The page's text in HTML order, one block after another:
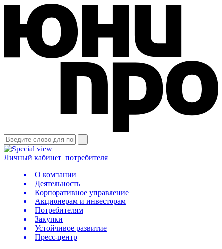
Личный кабинет потребителя
О компании
Деятельность
Корпоративное управление
Акционерам и инвесторам
Потребителям
Закупки
Устойчивое развитие
Пресс-центр